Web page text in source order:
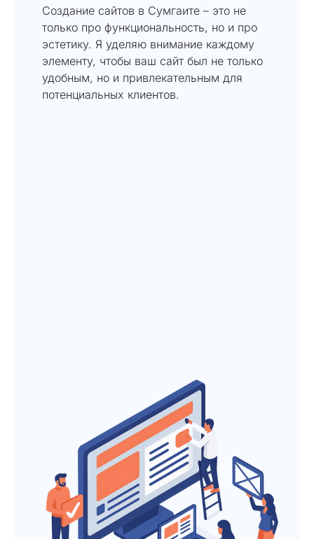
Создание сайтов в Сумгаите – это не
только про функциональность, но и про
эстетику. Я уделяю внимание каждому
элементу, чтобы ваш сайт был не только
удобным, но и привлекательным для
потенциальных клиентов.